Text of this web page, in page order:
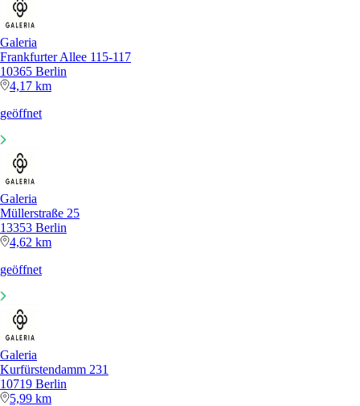
Galeria
Frankfurter Allee 115-117
10365 Berlin
4,17 km
geöffnet
Galeria
Müllerstraße 25
13353 Berlin
4,62 km
geöffnet
Galeria
Kurfürstendamm 231
10719 Berlin
5,99 km